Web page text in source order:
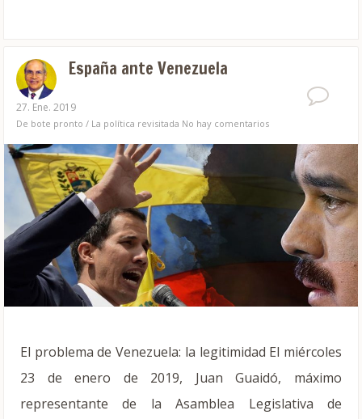
España ante Venezuela
27. Ene. 2019
De bote pronto / La política revisitada No hay comentarios
El problema de Venezuela: la legitimidad El miércoles
23 de enero de 2019, Juan Guaidó, máximo
representante de la Asamblea Legislativa de